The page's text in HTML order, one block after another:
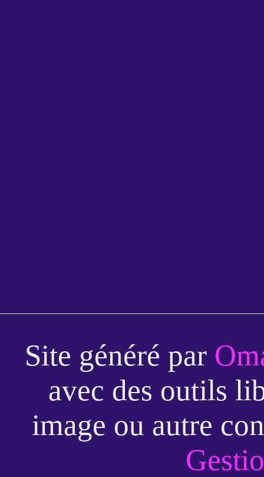
Site généré par
avec des outils
image ou autre